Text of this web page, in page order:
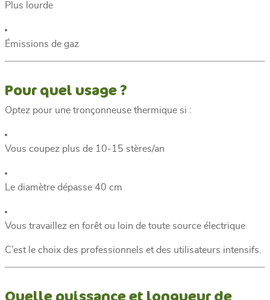
Plus lourde
Émissions de gaz
Pour quel usage ?
Optez pour une tronçonneuse thermique si :
Vous coupez plus de 10-15 stères/an
Le diamètre dépasse 40 cm
Vous travaillez en forêt ou loin de toute source électrique
C’est le choix des professionnels et des utilisateurs intensifs.
Quelle puissance et longueur de